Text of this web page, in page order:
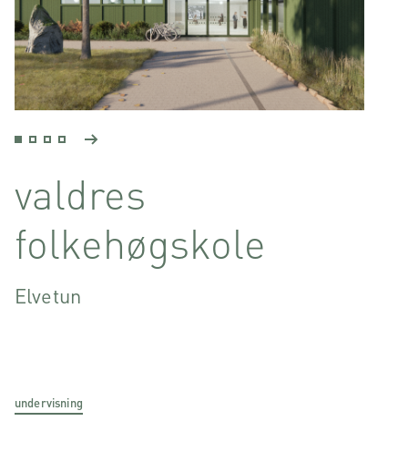
valdres
folkehøgskole
Elvetun
undervisning